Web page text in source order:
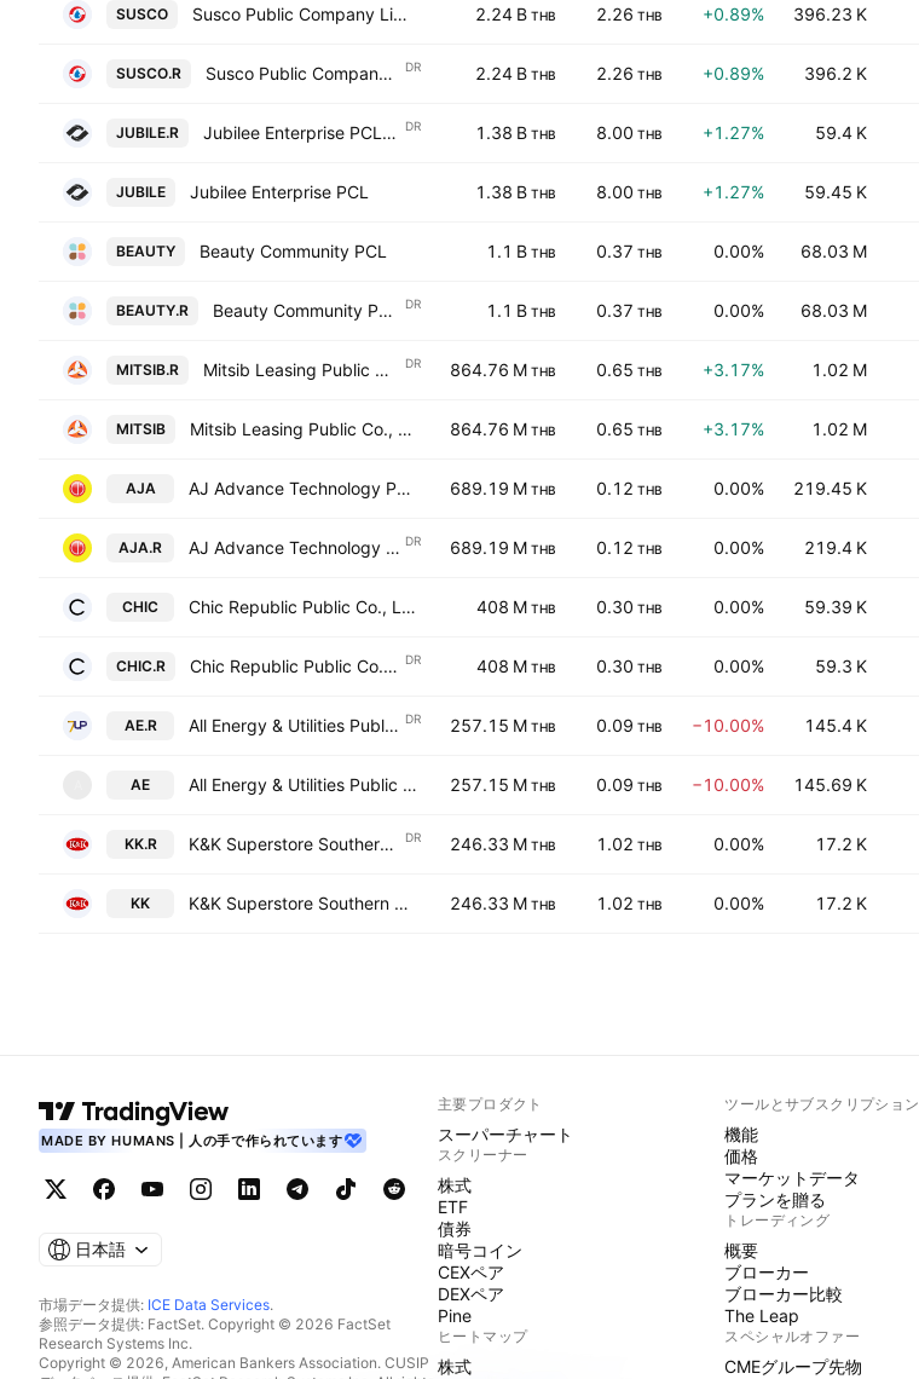
SUSCO Susco Public Company Limited 2.24 B THB 2.26 THB +0.89% 396.23 K
SUSCO.R Susco Public Company Limited NVDR DR 2.24 B THB 2.26 THB +0.89% 396.2 K
JUBILE.R Jubilee Enterprise PCL NVDR DR 1.38 B THB 8.00 THB +1.27% 59.4 K
JUBILE Jubilee Enterprise PCL 1.38 B THB 8.00 THB +1.27% 59.45 K
BEAUTY Beauty Community PCL 1.1 B THB 0.37 THB 0.00% 68.03 M
BEAUTY.R Beauty Community PCL NVDR DR 1.1 B THB 0.37 THB 0.00% 68.03 M
MITSIB.R Mitsib Leasing Public Company Ltd NVDR DR 864.76 M THB 0.65 THB +3.17% 1.02 M
MITSIB Mitsib Leasing Public Co., Ltd. 864.76 M THB 0.65 THB +3.17% 1.02 M
AJA AJ Advance Technology Public Company Ltd 689.19 M THB 0.12 THB 0.00% 219.45 K
AJA.R AJ Advance Technology Public Company Ltd NVDR DR 689.19 M THB 0.12 THB 0.00% 219.4 K
CHIC Chic Republic Public Co., Ltd. 408 M THB 0.30 THB 0.00% 59.39 K
CHIC.R Chic Republic Public Co., Ltd. NVDR DR 408 M THB 0.30 THB 0.00% 59.3 K
AE.R All Energy & Utilities Public Company Limited NVDR DR 257.15 M THB 0.09 THB −10.00% 145.4 K
AE All Energy & Utilities Public Company Limited 257.15 M THB 0.09 THB −10.00% 145.69 K
KK.R K&K Superstore Southern PCL NVDR DR 246.33 M THB 1.02 THB 0.00% 17.2 K
KK K&K Superstore Southern PCL 246.33 M THB 1.02 THB 0.00% 17.2 K
MADE BY HUMANS | 人の手で作られています
日本語
市場データ提供: ICE Data Services.
参照データ提供: FactSet. Copyright © 2026 FactSet
Research Systems Inc.
Copyright © 2026, American Bankers Association. CUSIP
主要プロダクト
スーパーチャート
スクリーナー
株式
ETF
債券
暗号コイン
CEXペア
DEXペア
Pine
ヒートマップ
株式
ツールとサブスクリプション
機能
価格
マーケットデータ
プランを贈る
トレーディング
概要
ブローカー
ブローカー比較
The Leap
スペシャルオファー
CMEグループ先物